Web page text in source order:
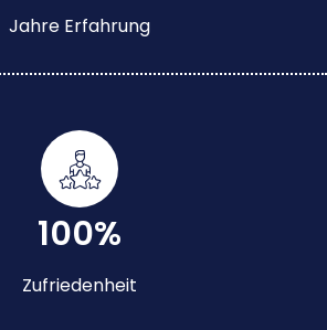
Jahre Erfahrung
100%
Zufriedenheit